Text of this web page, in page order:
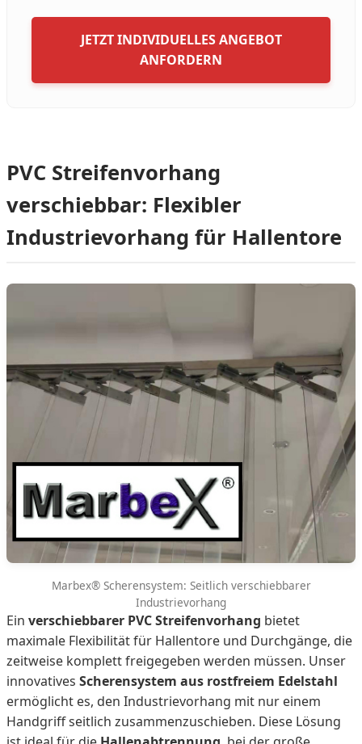
JETZT INDIVIDUELLES ANGEBOT
ANFORDERN
PVC Streifenvorhang
verschiebbar: Flexibler
Industrievorhang für Hallentore
Marbex® Scherensystem: Seitlich verschiebbarer
Industrievorhang
Ein verschiebbarer PVC Streifenvorhang bietet
maximale Flexibilität für Hallentore und Durchgänge, die
zeitweise komplett freigegeben werden müssen. Unser
innovatives Scherensystem aus rostfreiem Edelstahl
ermöglicht es, den Industrievorhang mit nur einem
Handgriff seitlich zusammenzuschieben. Diese Lösung